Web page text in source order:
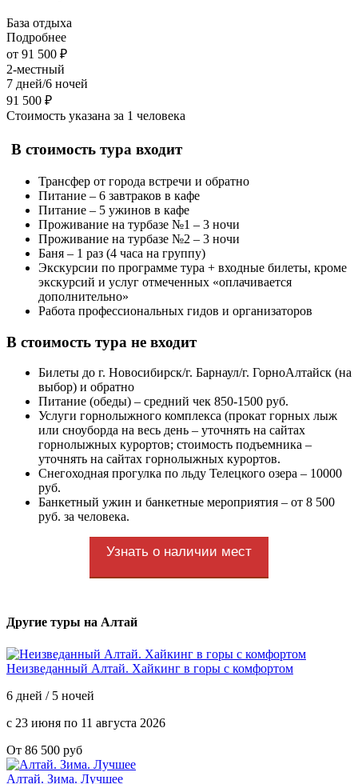
База отдыха
Подробнее
от 91 500 ₽
2-местный
7 дней/6 ночей
91 500 ₽
Стоимость указана за 1 человека
В стоимость тура входит
Трансфер от города встречи и обратно
Питание – 6 завтраков в кафе
Питание – 5 ужинов в кафе
Проживание на турбазе №1 – 3 ночи
Проживание на турбазе №2 – 3 ночи
Баня – 1 раз (4 часа на группу)
Экскурсии по программе тура + входные билеты, кроме
экскурсий и услуг отмеченных «оплачивается
дополнительно»
Работа профессиональных гидов и организаторов
В стоимость тура не входит
Билеты до г. Новосибирск/г. Барнаул/г. ГорноАлтайск (на
выбор) и обратно
Питание (обеды) – средний чек 850-1500 руб.
Услуги горнолыжного комплекса (прокат горных лыж
или сноуборда на весь день – уточнять на сайтах
горнолыжных курортов; стоимость подъемника –
уточнять на сайтах горнолыжных курортов.
Снегоходная прогулка по льду Телецкого озера – 10000
руб.
Банкетный ужин и банкетные мероприятия – от 8 500
руб. за человека.
Узнать о наличии мест
Другие туры на Алтай
Неизведанный Алтай. Хайкинг в горы с комфортом
6 дней / 5 ночей
с 23 июня по 11 августа 2026
От 86 500 руб
Алтай. Зима. Лучшее